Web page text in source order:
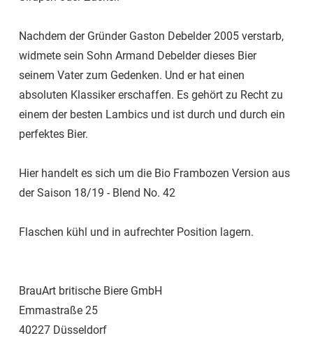
Nachdem der Gründer Gaston Debelder 2005 verstarb,
widmete sein Sohn Armand Debelder dieses Bier
seinem Vater zum Gedenken. Und er hat einen
absoluten Klassiker erschaffen. Es gehört zu Recht zu
einem der besten Lambics und ist durch und durch ein
perfektes Bier.
Hier handelt es sich um die Bio Frambozen Version aus
der Saison 18/19 - Blend No. 42
Flaschen kühl und in aufrechter Position lagern.
BrauArt britische Biere GmbH
Emmastraße 25
40227 Düsseldorf